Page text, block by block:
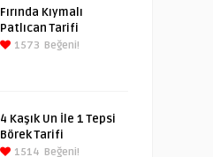
Fırında Kıymalı
Patlıcan Tarifi
1573 Beğeni!
4 Kaşık Un İle 1 Tepsi
Börek Tarifi
1514 Beğeni!